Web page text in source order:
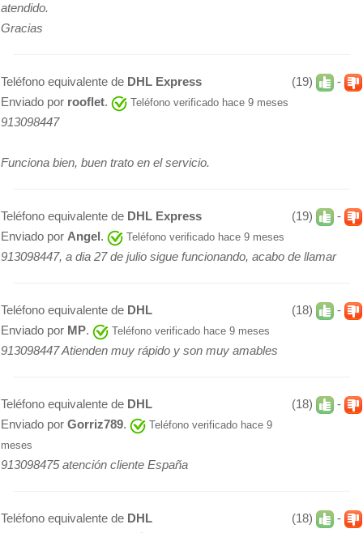
atendido.
Gracias
(19) -
Teléfono equivalente de DHL Express
Enviado por rooflet. Teléfono verificado hace 9 meses
913098447
Funciona bien, buen trato en el servicio.
(19) -
Teléfono equivalente de DHL Express
Enviado por Angel . Teléfono verificado hace 9 meses
913098447, a dia 27 de julio sigue funcionando, acabo de llamar
(18) -
Teléfono equivalente de DHL
Enviado por MP. Teléfono verificado hace 9 meses
913098447 Atienden muy rápido y son muy amables
(18) -
Teléfono equivalente de DHL
Enviado por Gorriz789.
Teléfono verificado hace 9
meses
913098475 atención cliente España
(18) -
Teléfono equivalente de DHL